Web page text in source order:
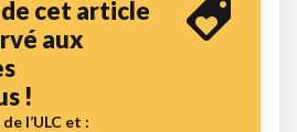
cet article
aux
!
l’ULC et :